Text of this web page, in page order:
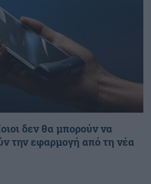
δεν θα μπορούν να
την εφαρμογή από τη νέα